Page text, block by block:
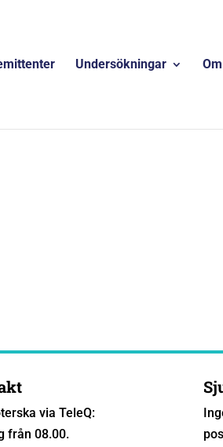
Undersökningar
via TeleQ:
från 08.00.